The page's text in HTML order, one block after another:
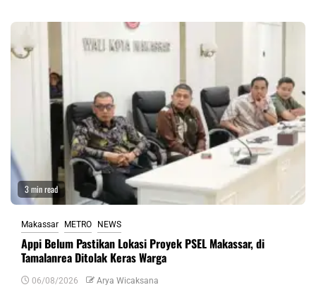
3 min read
Makassar METRO NEWS
Appi Belum Pastikan Lokasi Proyek PSEL Makassar, di
Tamalanrea Ditolak Keras Warga
06/08/2026 Arya Wicaksana